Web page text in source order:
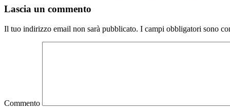
Lascia un commento
Il tuo indirizzo email non sarà pubblicato. I campi obbligatori sono
Commento